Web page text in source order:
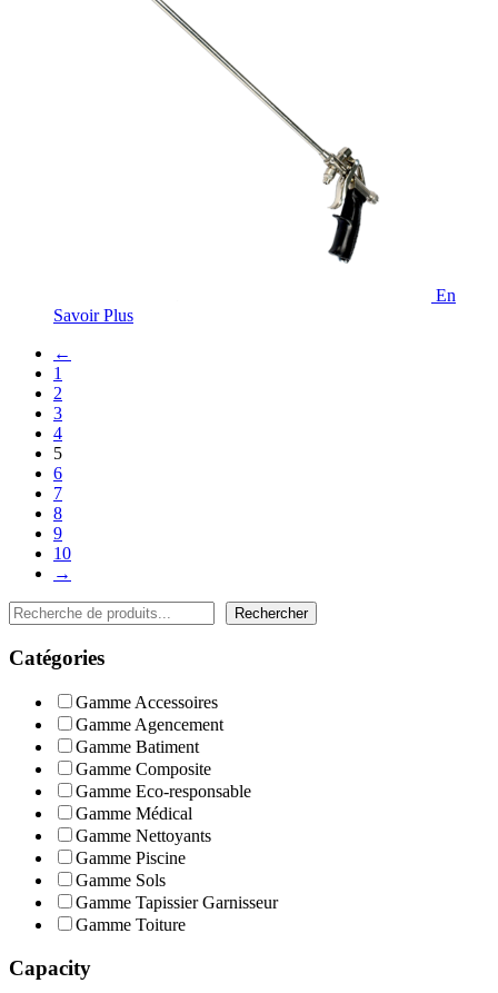
En
Savoir Plus
←
1
2
3
4
5
6
7
8
9
10
→
Rechercher
Rechercher
Catégories
Gamme Accessoires
Gamme Agencement
Gamme Batiment
Gamme Composite
Gamme Eco-responsable
Gamme Médical
Gamme Nettoyants
Gamme Piscine
Gamme Sols
Gamme Tapissier Garnisseur
Gamme Toiture
Capacity